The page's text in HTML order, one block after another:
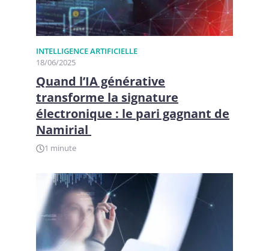
INTELLIGENCE ARTIFICIELLE
18/06/2025
Quand l’IA générative
transforme la signature
électronique : le pari gagnant de
Namirial
1 minute